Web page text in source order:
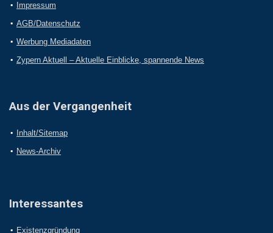
Impressum
AGB/Datenschutz
Werbung Mediadaten
Zypern Aktuell – Aktuelle Einblicke, spannende News
Aus der Vergangenheit
Inhalt/Sitemap
News-Archiv
Interessantes
Existenzgründung